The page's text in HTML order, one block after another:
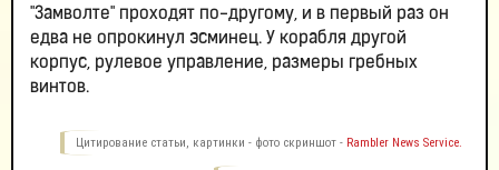
"Замволте" проходят по-другому, и в первый раз он
едва не опрокинул эсминец. У корабля другой
корпус, рулевое управление, размеры гребных
винтов.
Цитирование статьи, картинки - фото скриншот - Rambler News Service.